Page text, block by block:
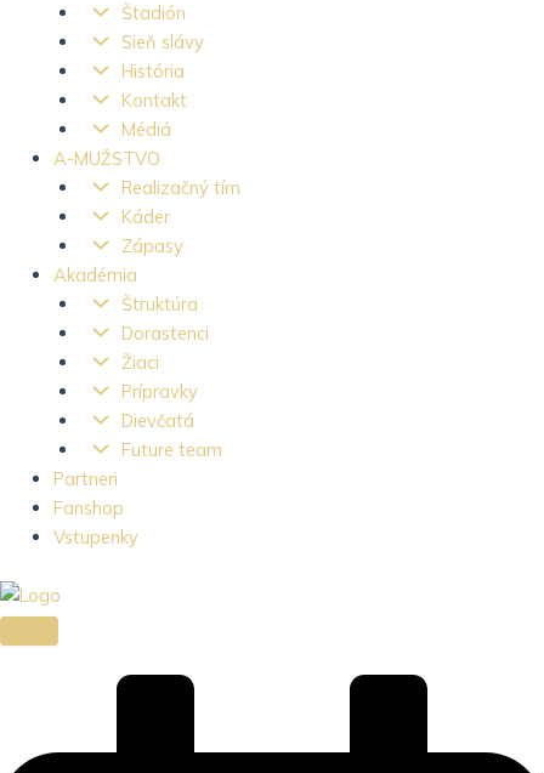
Štadión
Sieň slávy
História
Kontakt
Médiá
A-MUŽSTVO
Realizačný tím
Káder
Zápasy
Akadémia
Štruktúra
Dorastenci
Žiaci
Prípravky
Dievčatá
Future team
Partneri
Fanshop
Vstupenky